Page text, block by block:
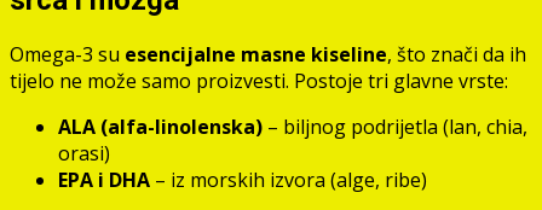
Omega-3 su esencijalne masne kiseline, što znači da ih
tijelo ne može samo proizvesti. Postoje tri glavne vrste:
ALA (alfa-linolenska) – biljnog podrijetla (lan, chia,
orasi)
EPA i DHA – iz morskih izvora (alge, ribe)